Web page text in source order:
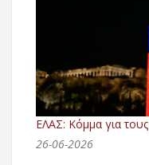
ΕΛΑΣ: Κόμμα για
26-06-2026